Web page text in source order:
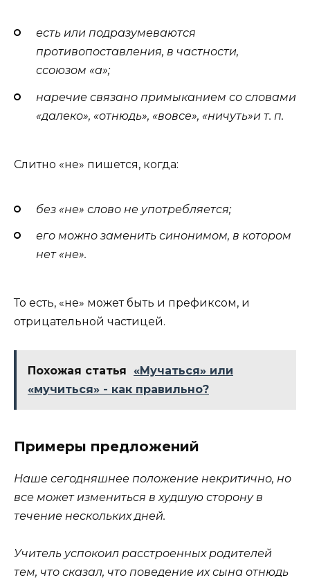
есть или подразумеваются
противопоставления, в частности,
ссоюзом «а»;
наречие связано примыканием со словами
«далеко», «отнюдь», «вовсе», «ничуть»и т. п.
Слитно «не» пишется, когда:
без «не» слово не употребляется;
его можно заменить синонимом, в котором
нет «не».
То есть, «не» может быть и префиксом, и
отрицательной частицей.
Похожая статья
«Мучаться» или
«мучиться» - как правильно?
Примеры предложений
Наше сегодняшнее положение некритично, но
все может измениться в худшую сторону в
течение нескольких дней.
Учитель успокоил расстроенных родителей
тем, что сказал, что поведение их сына отнюдь